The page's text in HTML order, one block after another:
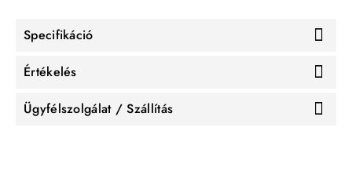
Specifikáció
Értékelés
Ügyfélszolgálat / Szállítás